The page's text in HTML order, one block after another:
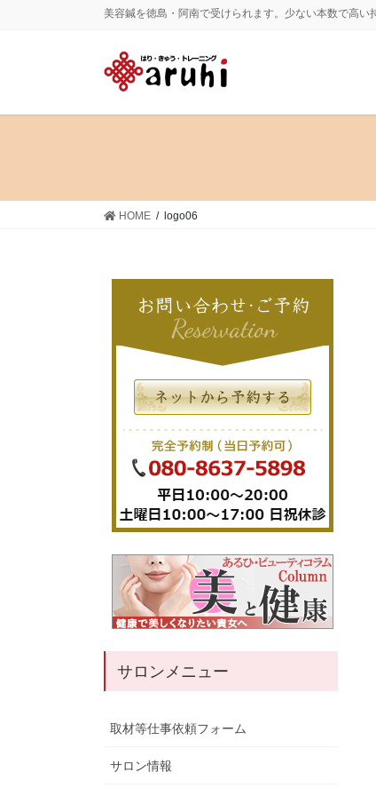
に
ョ
動
美容鍼を徳島・阿南で受けられます。少ない本数で高い
HOME logo06
サロンメニュー
取材等仕事依頼フォーム
サロン情報